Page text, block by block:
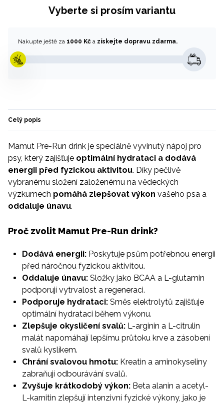
Vyberte si prosím variantu
Nakupte ještě za 1000 Kč a získejte dopravu zdarma.
Celý popis
Mamut Pre-Run drink je speciálně vyvinutý nápoj pro
psy, který zajišťuje optimální hydrataci a dodává
energii před fyzickou aktivitou. Díky pečlivě
vybranému složení založenému na vědeckých
výzkumech pomáhá zlepšovat výkon vašeho psa a
oddaluje únavu.
Proč zvolit Mamut Pre-Run drink?
Dodává energii: Poskytuje psům potřebnou energii
před náročnou fyzickou aktivitou.
Oddaluje únavu: Složky jako BCAA a L-glutamin
podporují vytrvalost a regeneraci.
Podporuje hydrataci: Směs elektrolytů zajišťuje
optimální hydrataci během výkonu.
Zlepšuje okysličení svalů: L-arginin a L-citrulin
malát napomáhají lepšímu průtoku krve a zásobení
svalů kyslíkem.
Chrání svalovou hmotu: Kreatin a aminokyseliny
zabraňují odbourávání svalů.
Zvyšuje krátkodobý výkon: Beta alanin a acetyl-
L-karnitin zlepšují intenzivní fyzické výkony, jako je